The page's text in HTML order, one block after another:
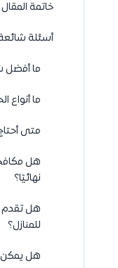
خاتمة المقال
أسئلة
ما أفضل
ما أنواع
متى
هل
نهائيًا؟
هل تقدم
للمنازل؟
هل يمكن